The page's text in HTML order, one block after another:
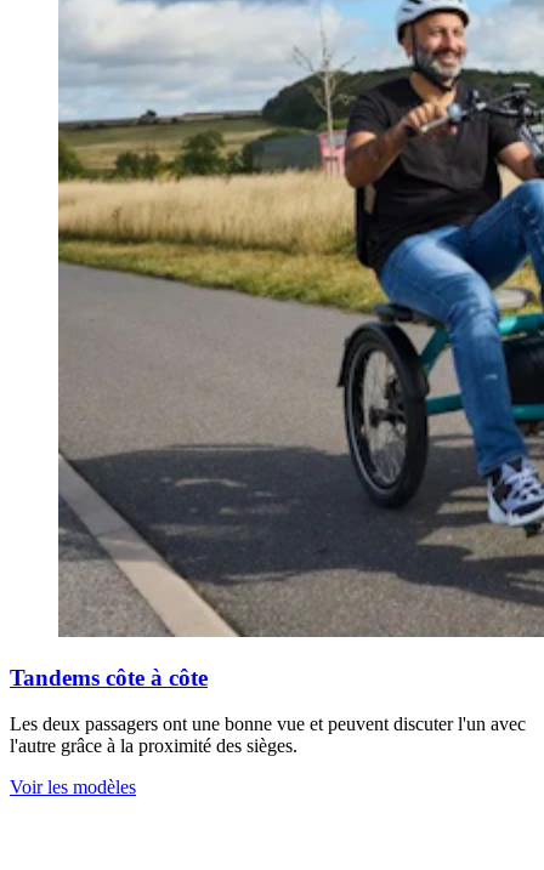
Tandems côte à côte
Les deux passagers ont une bonne vue et peuvent discuter l'un avec
l'autre grâce à la proximité des sièges.
Voir les modèles